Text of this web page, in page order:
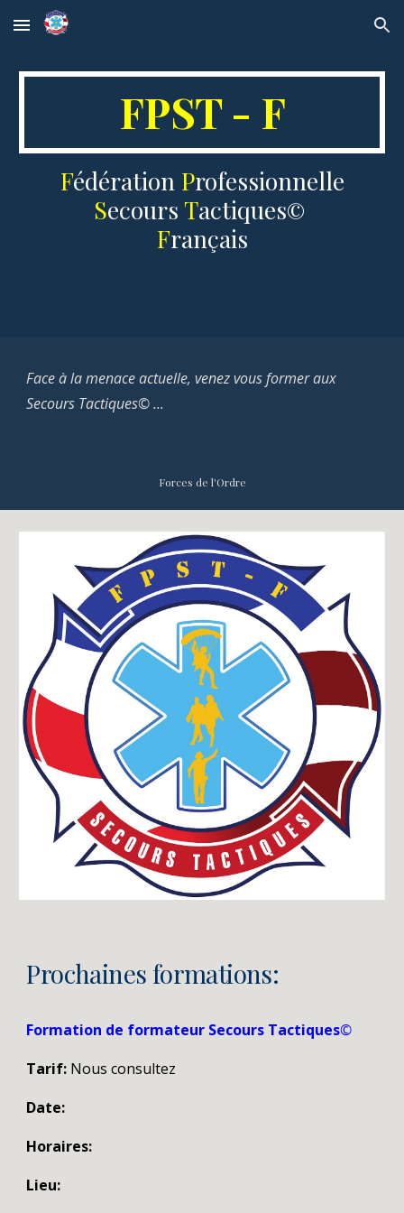
Skip to main content Skip to navigation
FPST - F
Fédération Professionnelle
SecoursTactiques©
Français
Face à la menace actuelle, venez vous former aux
Secours Tactiques© ...
Forces de l'Ordre
Prochaines formations:
Formation de formateur Secours Tactiques©
Tarif: Nous consultez
Date:
Horaires:
Lieu: